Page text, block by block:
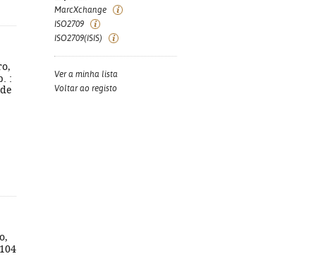
:
MarcXchange
ISO2709
ISO2709(ISIS)
Ver a minha lista
Voltar ao registo